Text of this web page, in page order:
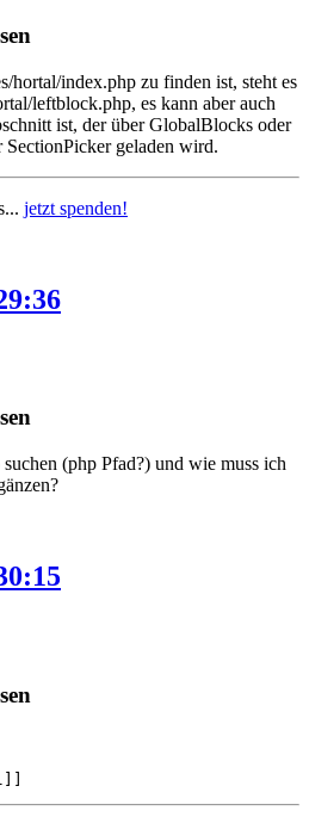
hortal/index.php zu finden ist, steht es
leftblock.php, es kann aber auch
ist, der über GlobalBlocks oder
geladen wird.
jetzt spenden!
(php Pfad?) und wie muss ich